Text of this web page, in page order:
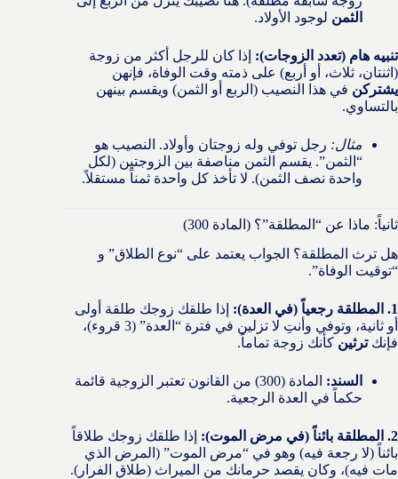
الثمن لوجود الأولاد.
تنبيه هام (تعدد الزوجات): إذا كان للرجل أكثر من زوجة
(اثنتان، ثلاث، أو أربع) على ذمته وقت الوفاة، فإنهن
يشتركن في هذا النصيب (الربع أو الثمن) ويقسم بينهن
بالتساوي.
مثال: رجل توفي وله زوجتان وأولاد. النصيب هو
“الثمن”. يقسم الثمن مناصفة بين الزوجتين (لكل
واحدة نصف الثمن). لا تأخذ كل واحدة ثمناً مستقلاً.
ثانياً: ماذا عن “المطلقة”؟ (المادة 300)
هل ترث المطلقة؟ الجواب يعتمد على “نوع الطلاق” و
“توقيت الوفاة”.
1. المطلقة رجعياً (في العدة):
إذا طلقك زوجك طلقة أولى
أو ثانية، وتوفي وأنتِ لا تزلين في فترة “العدة” (3 قروء)،
فإنكترثين كأنك زوجة تماماً.
السند:
المادة (300) من القانون تعتبر الزوجية قائمة
حكماً في العدة الرجعية.
2. المطلقة بائناً (في مرض الموت):
إذا طلقك زوجك طلاقاً
بائناً (لا رجعة فيه) وهو في “مرض الموت” (المرض الذي
مات فيه)، وكان يقصد حرمانك من الميراث (طلاق الفرار).